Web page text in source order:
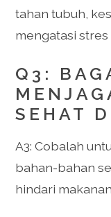
tahan tubuh,
mengatasi
Q3:
SEHAT
A3: Cobalah
bahan-bahan
hindari